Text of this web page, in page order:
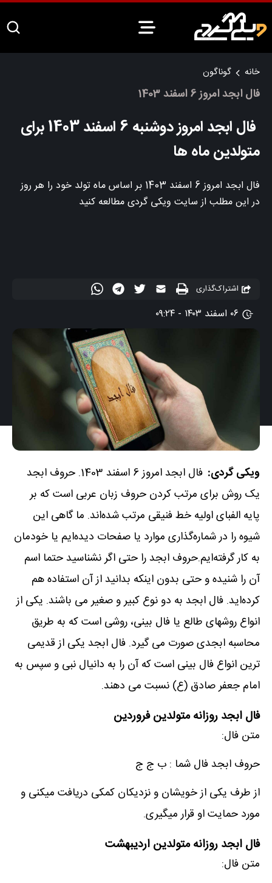
خانه گوناگون
فال ابجد امروز 6 اسفند 1403
فال ابجد امروز دوشنبه 6 اسفند 1403 برای
متولدین ماه ها
فال ابجد امروز 6 اسفند 1403 بر اساس ماه تولد خود را هر روز
در این مطلب از سایت ویکی گردی مطالعه کنید
اشتراک‌گذاری
۰۶ اسفند ۱۴۰۳ - ۰۹:۲۴
ویکی گردی: فال ابجد
امروز 6 اسفند 1403. حروف ابجد
یک روش برای مرتب کردن حروف زبان عربی است که بر
پایه الفبای اولیه خط فنیقی مرتب شده‌اند. ما گاهی این
شیوه را در شماره‌گذاری موارد یا صفحات دیده‌ایم یا خودمان
به کار گرفته‌ایم.حروف ابجد را حتی اگر نشناسید حتما اسم
آن را شنیده و حتی بدون اینکه بدانید از آن استفاده‌ هم
کرده‌اید. فال ابجد به دو نوع کبیر و صغیر می باشند. یکی از
انواع روشهای طالع یا فال بینی، روشی است که به طریق
محاسبه ابجدی صورت می گیرد. فال ابجد یکی از قدیمی
ترین انواع فال بینی است که آن را به دانیال نبی و سپس به
امام جعفر صادق (ع) نسبت می دهند.
فال ابجد روزانه متولدین فروردین
متن فال:
حروف ابجد فال شما : ب ج ج
از طرف یکی از خویشان و نزدیکان کمکی دریافت میکنی و
مورد حمایت او قرار میگیری.
فال ابجد روزانه متولدین اردیبهشت
متن فال: